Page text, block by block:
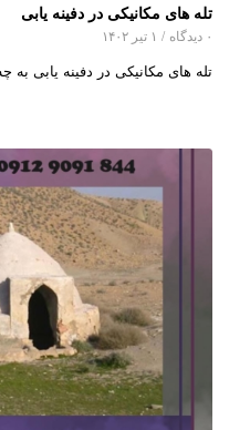
تله های مکانیکی در دفینه یابی
۰ دیدگاه / ۱ تیر ۱۴۰۲
تله های مکانیکی در دفینه یابی